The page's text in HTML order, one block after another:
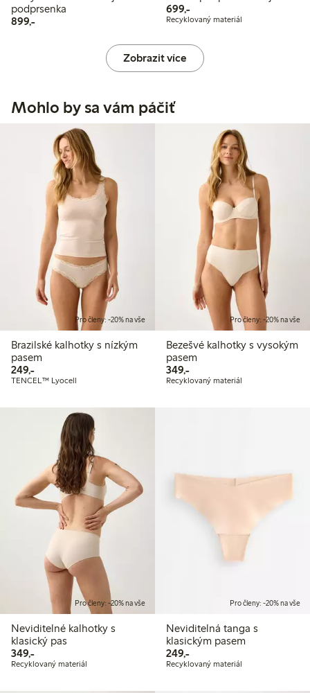
podprsenka
899,-899,00 Kč
699,-699,00 Kč
Recyklovaný materiál
Zobrazit více
Mohlo by sa vám páčiť
Pro členy: -20% na vše
Brazilské kalhotky s nízkým
pasem
249,-249,00 Kč
TENCEL™ Lyocell
Pro členy: -20% na vše
Bezešvé kalhotky s vysokým
pasem
349,-349,00 Kč
Recyklovaný materiál
Pro členy: -20% na vše
Neviditelné kalhotky s
klasický pas
349,-349,00 Kč
Recyklovaný materiál
Pro členy: -20% na vše
Neviditelná tanga s
klasickým pasem
249,-249,00 Kč
Recyklovaný materiál